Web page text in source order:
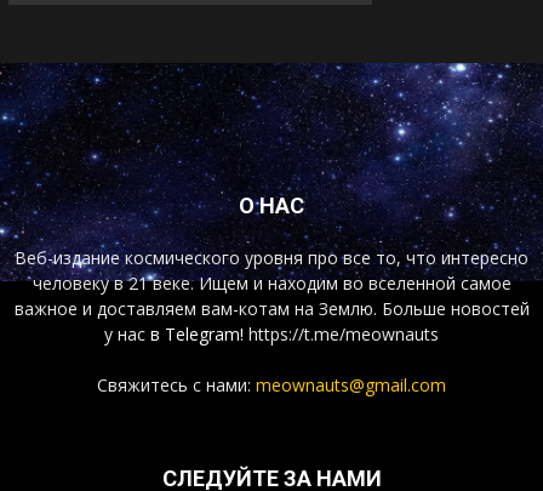
О НАС
Веб-издание космического уровня про все то, что интересно
человеку в 21 веке. Ищем и находим во вселенной самое
важное и доставляем вам-котам на Землю. Больше новостей
у нас в Telegram! https://t.me/meownauts
Свяжитесь с нами: meownauts@gmail.com
СЛЕДУЙТЕ ЗА НАМИ